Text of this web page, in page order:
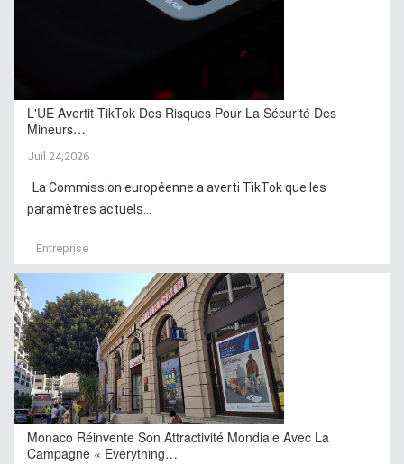
L'UE Avertit TikTok Des Risques Pour La Sécurité Des
Mineurs…
Juil 24,2026
La Commission européenne a averti TikTok que les
paramètres actuels...
Entreprise
Monaco Réinvente Son Attractivité Mondiale Avec La
Campagne « Everything…